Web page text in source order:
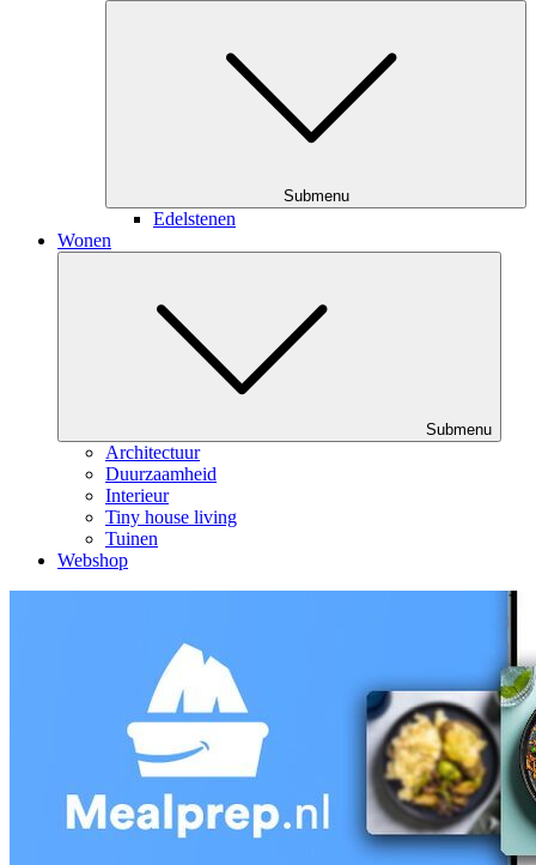
Submenu
Edelstenen
Wonen
Submenu
Architectuur
Duurzaamheid
Interieur
Tiny house living
Tuinen
Webshop